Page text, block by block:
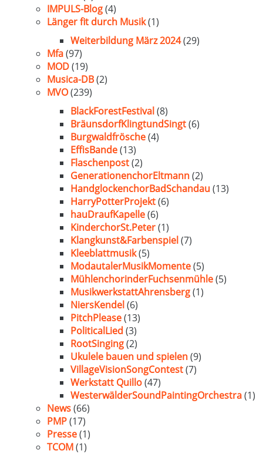
IMPULS-Blog(4)
Länger fit durch Musik(1)
Weiterbildung März 2024(29)
Mfa(97)
MOD(19)
Musica-DB(2)
MVO(239)
BlackForestFestival(8)
BräunsdorfKlingtundSingt(6)
Burgwaldfrösche(4)
EffisBande(13)
Flaschenpost(2)
GenerationenchorEltmann(2)
HandglockenchorBadSchandau(13)
HarryPotterProjekt(6)
hauDraufKapelle(6)
KinderchorSt.Peter(1)
Klangkunst&Farbenspiel(7)
Kleeblattmusik(5)
ModautalerMusikMomente(5)
MühlenchorinderFuchsenmühle(5)
MusikwerkstattAhrensberg(1)
NiersKendel(6)
PitchPlease(13)
PoliticalLied (3)
RootSinging(2)
Ukulele bauen und spielen(9)
VillageVisionSongContest(7)
Werkstatt Quillo(47)
WesterwälderSoundPaintingOrchestra(1)
News(66)
PMP(17)
Presse(1)
TCOM(1)